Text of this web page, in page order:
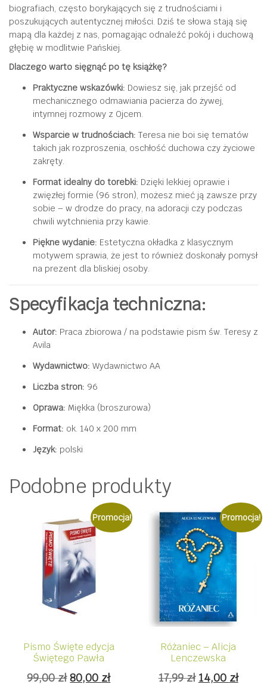
biografiach, często borykających się z trudnościami i
poszukujących autentycznej miłości. Dziś te słowa stają się
mapą dla każdej z nas, pomagając odnaleźć pokój i duchową
głębię w modlitwie Pańskiej.
Dlaczego warto sięgnąć po tę książkę?
Praktyczne wskazówki: Dowiesz się, jak przejść od
mechanicznego odmawiania pacierza do żywej,
intymnej rozmowy z Ojcem.
Wsparcie w trudnościach: Teresa nie boi się tematów
takich jak rozproszenia, oschłość duchowa czy życiowe
zakręty.
Format idealny do torebki: Dzięki lekkiej oprawie i
zwięzłej formie (96 stron), możesz mieć ją zawsze przy
sobie – w drodze do pracy, na adoracji czy podczas
chwili wytchnienia przy kawie.
Piękne wydanie: Estetyczna okładka z klasycznym
motywem sprawia, że jest to również doskonały pomysł
na prezent dla bliskiej osoby.
Specyfikacja techniczna:
Autor: Praca zbiorowa / na podstawie pism św. Teresy z
Avila
Wydawnictwo: Wydawnictwo AA
Liczba stron: 96
Oprawa: Miękka (broszurowa)
Format: ok. 140 x 200 mm
Język: polski
Podobne produkty
Promocja!
Pismo Święte edycja
Świętego Pawła
99,00zł Pierwotna
80,00 złAktualna
Promocja!
Różaniec – Alicja
Lenczewska
17,99zł Pierwotna
14,00 zł